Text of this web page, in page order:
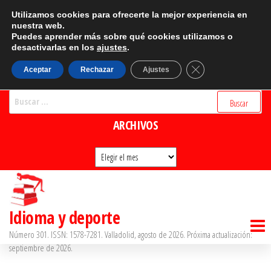
Saltar
contenido
CATEGORÍAS
Categorías
BUSCADOR
ARCHIVOS
Archivos
Idioma y deporte
Número 301. ISSN: 1578-7281. Valladolid, agosto de 2026. Próxima actualización:
septiembre de 2026.
Utilizamos cookies para ofrecerte la mejor experiencia en
nuestra web.
Puedes aprender más sobre qué cookies utilizamos o
desactivarlas en los ajustes.
Aceptar Rechazar Ajustes Cerrar el banner